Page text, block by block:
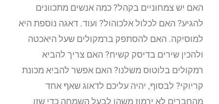
האם יש צמחוניים בקהל? כמה אנשים מתכוונים
להגיע? האם לכלול אלכוהול? ועוד. דאגה נוספת היא
למוסיקה. האם להסתפק ברמקולים שעל היאכטה
ולהכין שירים בדיסק קשיח? האם צריך להביא
רמקולים בלוטוס משלנו? האם אפשר להביא מכונת
קריוקי? לבסוף, יהיה עליכם לדאוג שאף אחד
מהחברים לא ירמוז משהו לבעל השמחה כדי שזו